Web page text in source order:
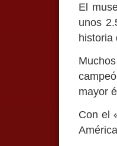
El
unos
historia
mayor
Con el